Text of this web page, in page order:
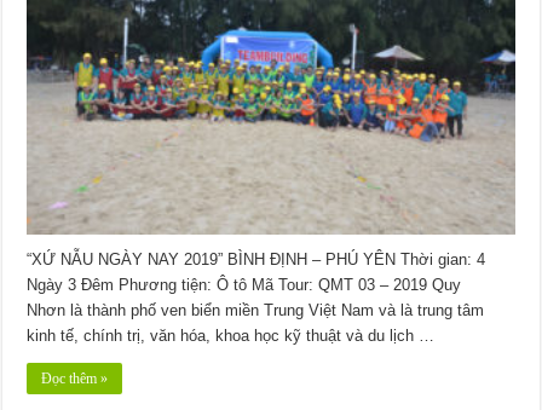
“XỨ NẪU NGÀY NAY 2019” BÌNH ĐỊNH – PHÚ YÊN Thời gian: 4
Ngày 3 Đêm Phương tiện: Ô tô Mã Tour: QMT 03 – 2019 Quy
Nhơn là thành phố ven biển miền Trung Việt Nam và là trung tâm
kinh tế, chính trị, văn hóa, khoa học kỹ thuật và du lịch …
Đọc thêm »